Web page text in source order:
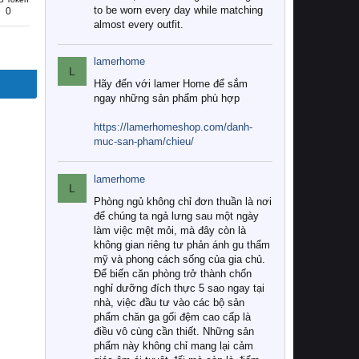
0
to be worn every day while matching
almost every outfit.
L
lamerhome
Hãy đến với lamer Home để sắm
ngay những sản phẩm phù hợp
https://lamerhomeshop.com/danh-
muc-san-pham/chieu/
L
lamerhome
Phòng ngủ không chỉ đơn thuần là nơi
để chúng ta ngả lưng sau một ngày
làm việc mệt mỏi, mà đây còn là
không gian riêng tư phản ánh gu thẩm
mỹ và phong cách sống của gia chủ.
Để biến căn phòng trở thành chốn
nghỉ dưỡng đích thực 5 sao ngay tại
nhà, việc đầu tư vào các bộ sản
phẩm chăn ga gối đệm cao cấp là
điều vô cùng cần thiết. Những sản
phẩm này không chỉ mang lại cảm